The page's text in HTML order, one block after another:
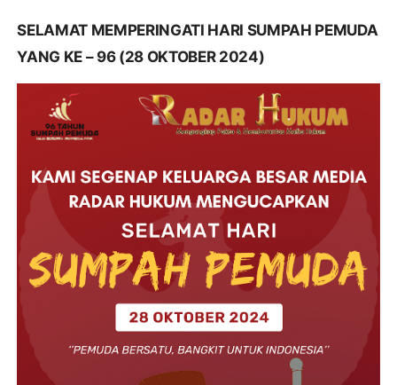
SELAMAT MEMPERINGATI HARI SUMPAH PEMUDA
YANG KE – 96 (28 OKTOBER 2024)